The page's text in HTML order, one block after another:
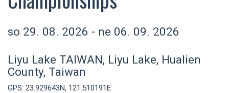
so 29. 08. 2026 - ne 06. 09. 2026
Liyu Lake TAIWAN, Liyu Lake, Hualien
County, Taiwan
GPS: 23.929643N, 121.510191E